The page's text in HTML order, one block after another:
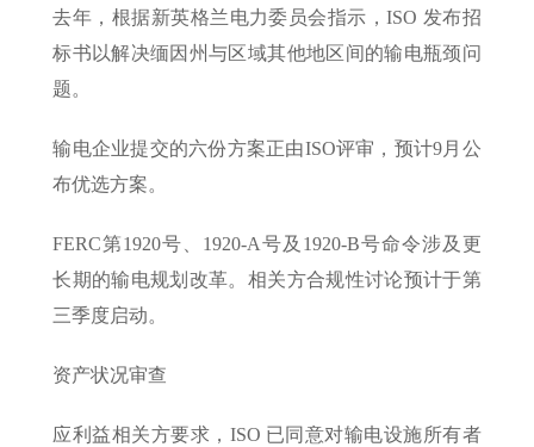
去年，根据新英格兰电力委员会指示，ISO 发布招
标书以解决缅因州与区域其他地区间的输电瓶颈问
题。
输电企业提交的六份方案正由ISO评审，预计9月公
布优选方案。
FERC第1920号、1920-A号及1920-B号命令涉及更
长期的输电规划改革。相关方合规性讨论预计于第
三季度启动。
资产状况审查
应利益相关方要求，ISO 已同意对输电设施所有者